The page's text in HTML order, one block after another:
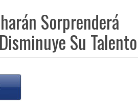
Sorprenderá
Su Talento